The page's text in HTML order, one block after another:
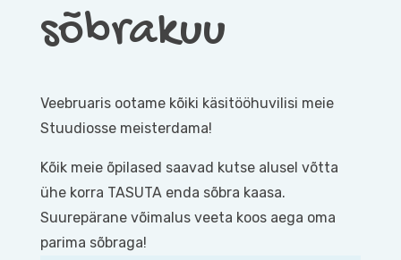
sõbrakuu
Veebruaris ootame kõiki käsitööhuvilisi meie
Stuudiosse meisterdama!
Kõik meie õpilased saavad kutse alusel võtta
ühe korra TASUTA enda sõbra kaasa.
Suurepärane võimalus veeta koos aega oma
parima sõbraga!